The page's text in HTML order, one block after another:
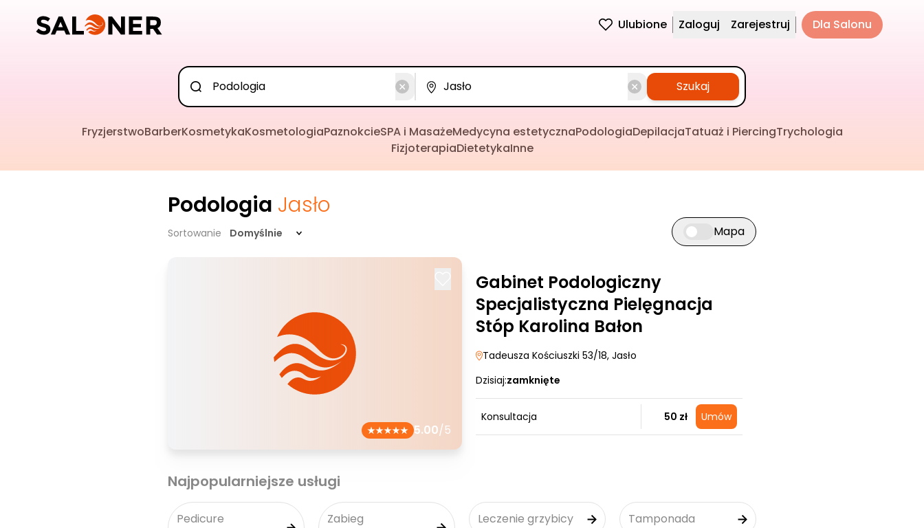
Ulubione Zaloguj Zarejestruj Dla Salonu
Szukaj
FryzjerstwoBarberKosmetykaKosmetologiaPaznokcieSPA i MasażeMedycyna estetycznaPodologiaDepilacjaTatuaż i PiercingTrychologia
FizjoterapiaDietetykaInne
Podologia Jasło
Sortowanie Domyślnie Przełącz widok mapy
Mapa
5.00/5
Gabinet Podologiczny
Specjalistyczna Pielęgnacja
Stóp Karolina Bałon
Tadeusza Kościuszki 53/18, Jasło
Dzisiaj:zamknięte
Konsultacja 50 zł Umów
Najpopularniejsze usługi
Pedicure
Zabieg
Leczenie grzybicy Tamponada